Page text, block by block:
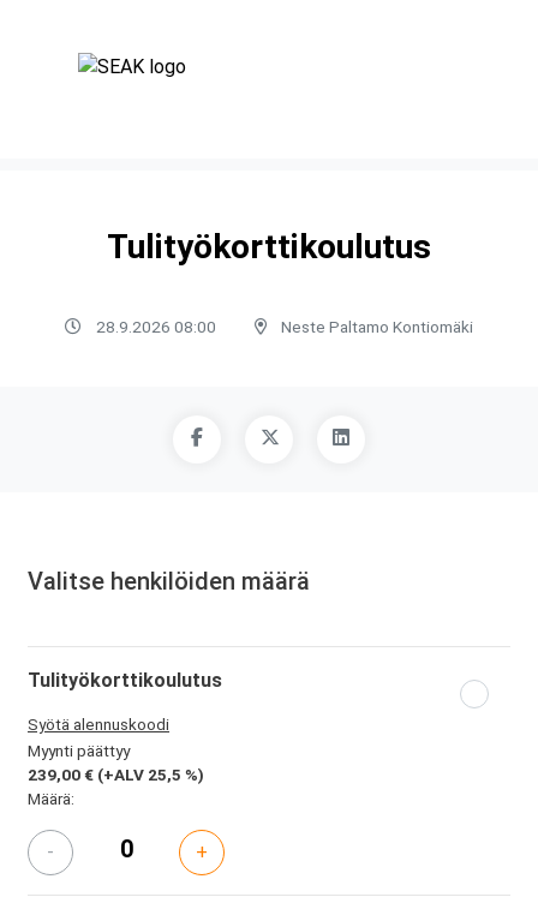
Tulityökorttikoulutus
28.9.2026 08:00 Neste Paltamo Kontiomäki
Valitse henkilöiden määrä
Tulityökorttikoulutus
Syötä alennuskoodi
Myynti päättyy
239,00 € (+ALV 25,5 %)
Määrä:
- +